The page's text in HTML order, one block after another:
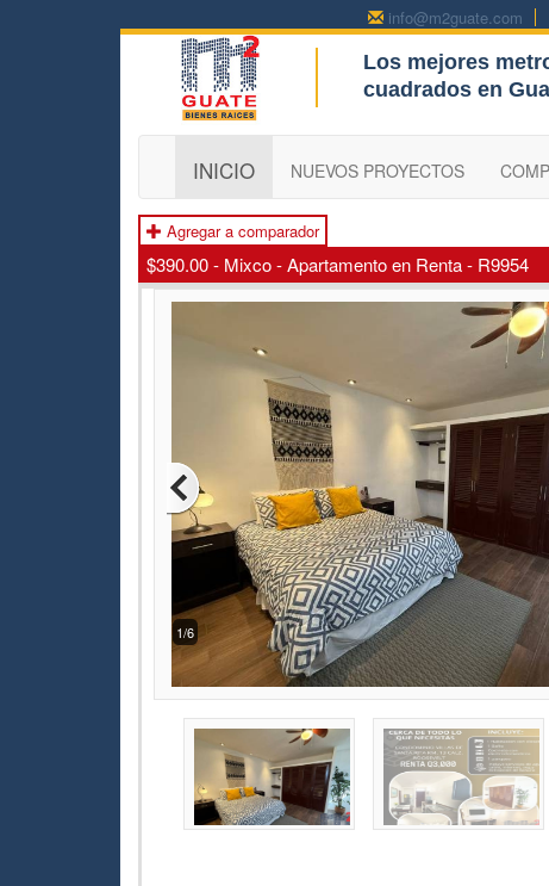
info@m2guate.com
Los mejores
cuadrados en
INICIO NUEVOS PROYECTOS
Agregar a comparador
$390.00 - Mixco - Apartamento en Renta - R9954
1/6